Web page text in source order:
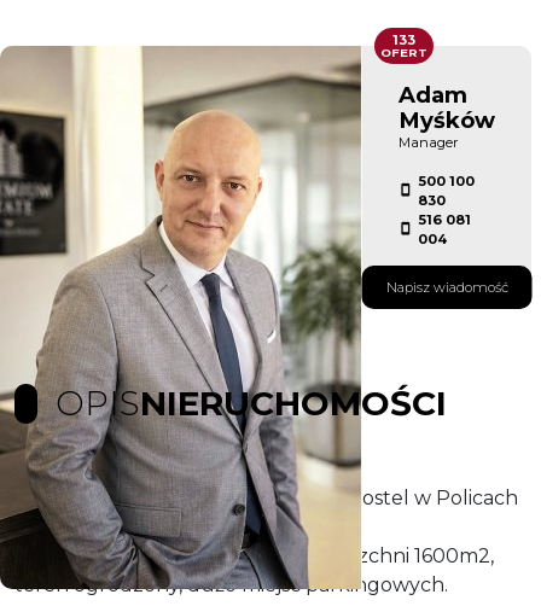
Adam
Myśków
Manager
500 100
830
516 081
004
Napisz wiadomość
133
OFERT
OPISNIERUCHOMOŚCI
Oferujemy na sprzedaż budynek, hostel w Policach
o powierzchni 690m2.
Budynek piętrowy, działka o powierzchni 1600m2,
teren ogrodzony, dużo miejsc parkingowych.